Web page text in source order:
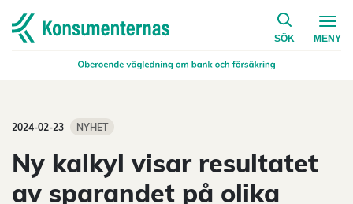
Navigera till startsidan
SÖK
på
MENY
2024-02-23 NYHET
Ny kalkyl visar resultatet
av sparandet på olika